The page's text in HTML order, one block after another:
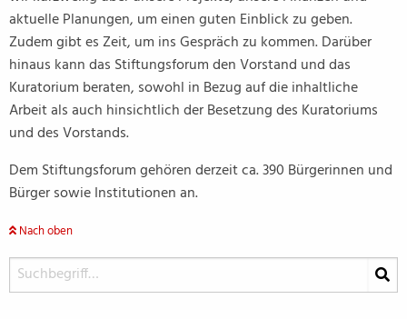
aktuelle Planungen, um einen guten Einblick zu geben.
Zudem gibt es Zeit, um ins Gespräch zu kommen. Darüber
hinaus kann das Stiftungsforum den Vorstand und das
Kuratorium beraten, sowohl in Bezug auf die inhaltliche
Arbeit als auch hinsichtlich der Besetzung des Kuratoriums
und des Vorstands.
Dem Stiftungsforum gehören derzeit ca. 390 Bürgerinnen und
Bürger sowie Institutionen an.
Nach oben